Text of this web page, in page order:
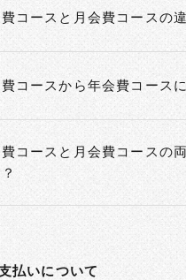
コースと月会費コースの
コースから年会費コース
コースと月会費コースの
払いについて